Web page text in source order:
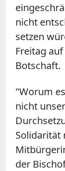
nicht
setzen
Freitag
Botschaft.
"Worum
nicht
Solidarität
der